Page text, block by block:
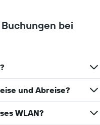
bei
und Abreise?
WLAN?